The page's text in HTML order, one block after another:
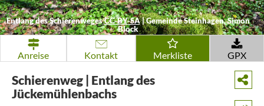
Entlang des SchierenwegesCC-BY-SA|Gemeinde Steinhagen, Simon
Block
Anreise Kontakt Merkliste GPX
Schierenweg | Entlang des
Jückemühlenbachs